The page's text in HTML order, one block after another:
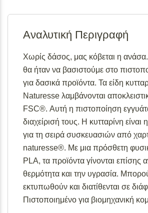
Διαθέσιμο κατόπιν παραγγελίας:
ημερομηνία εξόφλησης της παραγγελίας
Σε απόθεμα (επιπλέον μπορεί να
παραγγελίας):Μερική ποσότητα είναι
για αποστολή και το υπόλοιπο σε 2 – 4
την ημερομηνία εξόφλησης της
Για περισσότερες λεπτομέρειες σχετικά με
διαθεσιμότητες προϊόντων, παρακαλούμε
μαζί μας στο info@skgecoshop.comή
998
Αναλυτική Περιγραφή
Χωρίς δάσος, μας κόβεται η ανάσα.
θα ήταν να βασιστούμε στο
για δασικά προϊόντα. Τα είδη
Naturesse λαμβάνονται
FSC®. Αυτή η πιστοποίηση
διαχείρισή τους. Η κυτταρίνη
για τη σειρά συσκευασιών από
naturesse®. Με μια πρόσθετη
PLA, τα προϊόντα γίνονται επίσης
θερμότητα και την υγρασία.
εκτυπωθούν και διατίθενται σε
Πιστοποιημένο για βιομηχανική